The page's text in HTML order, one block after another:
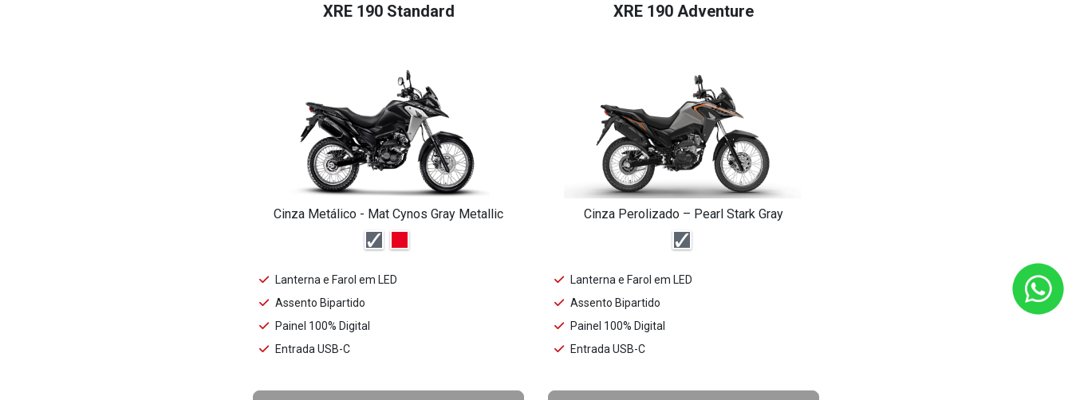
XRE 190 Standard
Cinza Metálico - Mat Cynos Gray Metallic
Lanterna e Farol em LED
Assento Bipartido
Painel 100% Digital
Entrada USB-C
XRE 190 Adventure
Cinza Perolizado – Pearl Stark Gray
Lanterna e Farol em LED
Assento Bipartido
Painel 100% Digital
Entrada USB-C